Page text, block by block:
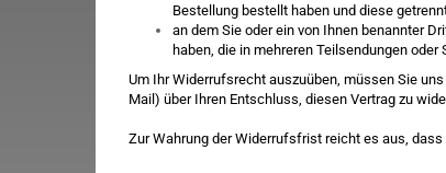
Bestellung bestellt haben und diese
an dem Sie oder ein von Ihnen benannter
haben, die in mehreren Teilsendungen
Um Ihr Widerrufsrecht auszuüben, müssen Sie
Mail) über Ihren Entschluss, diesen Vertrag zu
Zur Wahrung der Widerrufsfrist reicht es aus,